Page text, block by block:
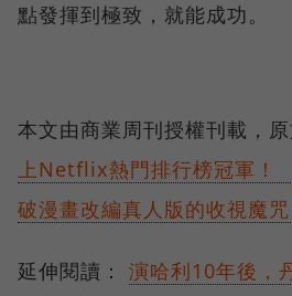
點發揮到極致，就能成功。
本文由商業周刊授權刊載，原
上Netflix熱門排行榜冠軍！
破漫畫改編真人版的收視魔咒
延伸閱讀： 演哈利10年後，